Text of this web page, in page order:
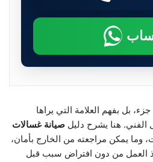
جزء، بل بفهم العلامة التي يراها
الفني. هنا يشرح دليل صيانة غسالات
وما يمكن مراجعته من الخارج بأمان،
العمل من دون افتراض سبب قبل